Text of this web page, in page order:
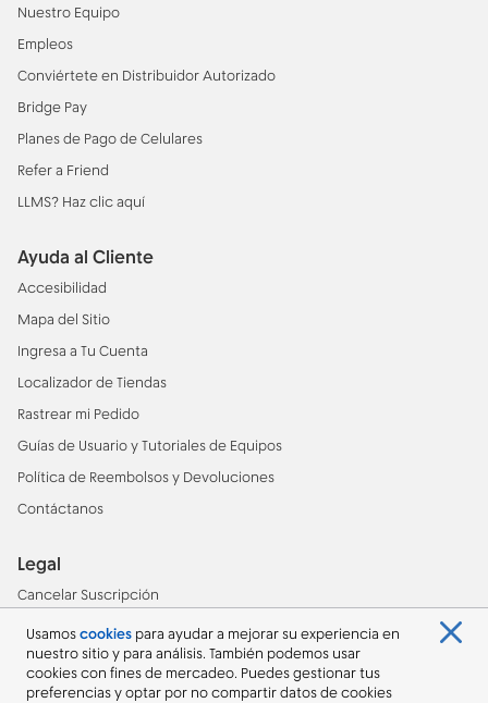
Usamoscookies para ayudar a mejorar su experiencia en
nuestro sitio y para análisis. También podemos usar
cookies con fines de mercadeo. Puedes gestionar tus
preferencias y optar por no compartir datos de cookies
Nuestro Equipo(opens in new tab)
Empleos(opens in new tab)
Conviértete en Distribuidor Autorizado(opens in new tab)
Bridge Pay(opens in new tab)
Planes de Pago de Celulares(opens in new tab)
Refer a Friend
LLMS? Haz clic aquí(opens in new tab)
Ayuda al Cliente
Accesibilidad
Mapa del Sitio(opens in new tab)
Ingresa a Tu Cuenta
Localizador de Tiendas(opens in new tab)
Rastrear mi Pedido(opens in new tab)
Guías de Usuario y Tutoriales de Equipos(opens in new tab)
Política de Reembolsos y Devoluciones(opens in new tab)
Contáctanos(opens in new tab)
Legal
Cancelar Suscripción
Selección de Publicidad (opens in new tab)
Aviso de Privacidad(opens in new tab)
Términos y condiciones de servicio de Cricket Wireless(opens in new